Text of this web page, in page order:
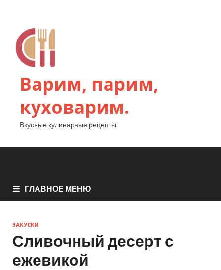
Варим, парим,
куховарим.
Вкусные кулинарные рецепты.
ГЛАВНОЕ МЕНЮ
ЗАКУСКИ
Сливочный десерт с
ежевикой